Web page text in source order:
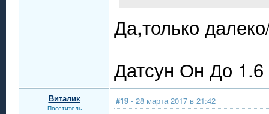
Да,только
Датсун Он До 1.6
Виталик
Посетитель
#19 - 28 марта 2017 в 21:42